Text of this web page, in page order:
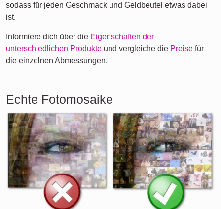
sodass für jeden Geschmack und Geldbeutel etwas dabei
ist.
Informiere dich über die Eigenschaften der
unterschiedlichen Produkte und vergleiche die Preise für
die einzelnen Abmessungen.
Echte Fotomosaike